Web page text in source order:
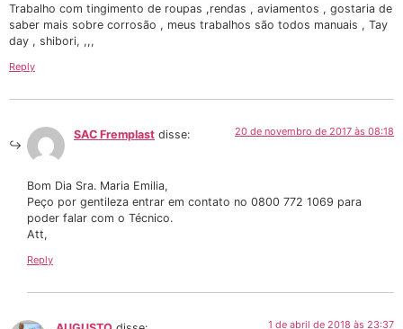
Trabalho com tingimento de roupas ,rendas , aviamentos , gostaria de
saber mais sobre corrosão , meus trabalhos são todos manuais , Tay
day , shibori, ,,,
Reply
SAC Fremplast disse: 20 de novembro de 2017 às 08:18
Bom Dia Sra. Maria Emilia,
Peço por gentileza entrar em contato no 0800 772 1069 para
poder falar com o Técnico.
Att,
Reply
1 de abril de 2018 às 23:37